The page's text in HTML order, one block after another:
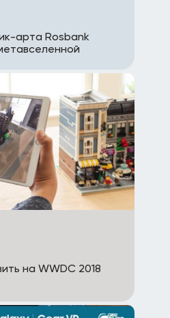
арта Rosbank
на WWDC 2018